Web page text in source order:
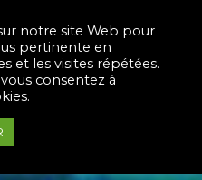
notre site Web pour
pertinente en
et les visites répétées.
consentez à